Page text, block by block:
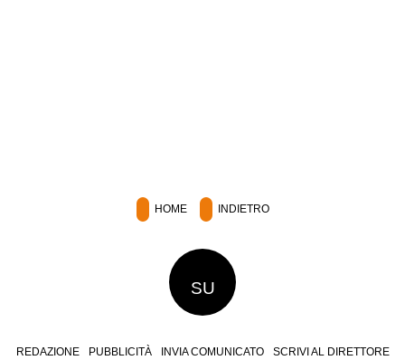
HOME INDIETRO
SU
REDAZIONE PUBBLICITÀ INVIA COMUNICATO SCRIVI AL DIRETTORE